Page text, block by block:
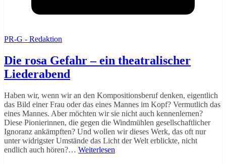
PR-G - Redaktion
Die rosa Gefahr – ein theatralischer
Liederabend
Haben wir, wenn wir an den Kompositionsberuf denken, eigentlich
das Bild einer Frau oder das eines Mannes im Kopf? Vermutlich das
eines Mannes. Aber möchten wir sie nicht auch kennenlernen?
Diese Pionierinnen, die gegen die Windmühlen gesellschaftlicher
Ignoranz ankämpften? Und wollen wir dieses Werk, das oft nur
unter widrigster Umstände das Licht der Welt erblickte, nicht
endlich auch hören?… Weiterlesen